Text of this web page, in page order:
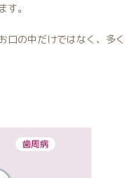
。
口の中だけではなく、多く